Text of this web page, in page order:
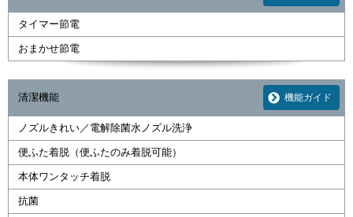
タイマー節電
おまかせ節電
清潔機能 機能ガイド
ノズルきれい／電解除菌水ノズル洗浄
便ふた着脱（便ふたのみ着脱可能）
本体ワンタッチ着脱
抗菌